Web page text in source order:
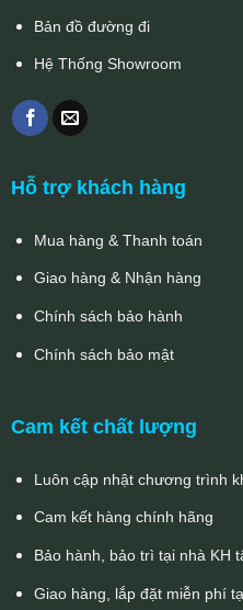
Bản đồ đường đi
Hệ Thống Showroom
Hỗ trợ khách hàng
Mua hàng & Thanh toán
Giao hàng & Nhận hàng
Chính sách bảo hành
Chính sách bảo mật
Cam kết chất lượng
Luôn cập nhật chương trình
Cam kết hàng chính hãng
Bảo hành, bảo trì tại nhà KH
Giao hàng, lắp đặt miễn phí